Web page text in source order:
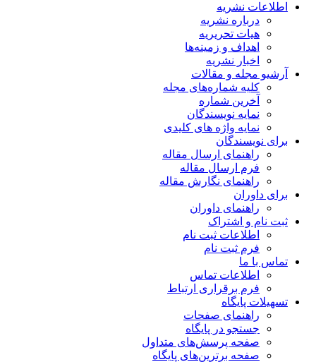
اطلاعات نشریه
درباره نشریه
هیات تحریریه
اهداف و زمینه‌ها
اخبار نشریه
آرشیو مجله و مقالات
کلیه شماره‌های مجله
آخرین شماره
نمایه نویسندگان
نمایه واژه های کلیدی
برای نویسندگان
راهنمای ارسال مقاله
فرم ارسال مقاله
راهنمای نگارش مقاله
برای داوران
راهنمای داوران
ثبت نام و اشتراک
اطلاعات ثبت نام
فرم ثبت نام
تماس با ما
اطلاعات تماس
فرم برقراری ارتباط
تسهیلات پایگاه
راهنمای صفحات
جستجو در پایگاه
صفحه پرسش‌های متداول
صفحه برترین‌های پایگاه